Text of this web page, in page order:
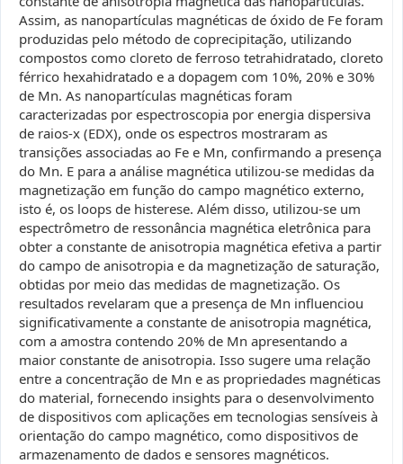
Assim, as nanopartículas magnéticas de óxido de Fe foram
produzidas pelo método de coprecipitação, utilizando
compostos como cloreto de ferroso tetrahidratado, cloreto
férrico hexahidratado e a dopagem com 10%, 20% e 30%
de Mn. As nanopartículas magnéticas foram
caracterizadas por espectroscopia por energia dispersiva
de raios-x (EDX), onde os espectros mostraram as
transições associadas ao Fe e Mn, confirmando a presença
do Mn. E para a análise magnética utilizou-se medidas da
magnetização em função do campo magnético externo,
isto é, os loops de histerese. Além disso, utilizou-se um
espectrômetro de ressonância magnética eletrônica para
obter a constante de anisotropia magnética efetiva a partir
do campo de anisotropia e da magnetização de saturação,
obtidas por meio das medidas de magnetização. Os
resultados revelaram que a presença de Mn influenciou
significativamente a constante de anisotropia magnética,
com a amostra contendo 20% de Mn apresentando a
maior constante de anisotropia. Isso sugere uma relação
entre a concentração de Mn e as propriedades magnéticas
do material, fornecendo insights para o desenvolvimento
de dispositivos com aplicações em tecnologias sensíveis à
orientação do campo magnético, como dispositivos de
armazenamento de dados e sensores magnéticos.